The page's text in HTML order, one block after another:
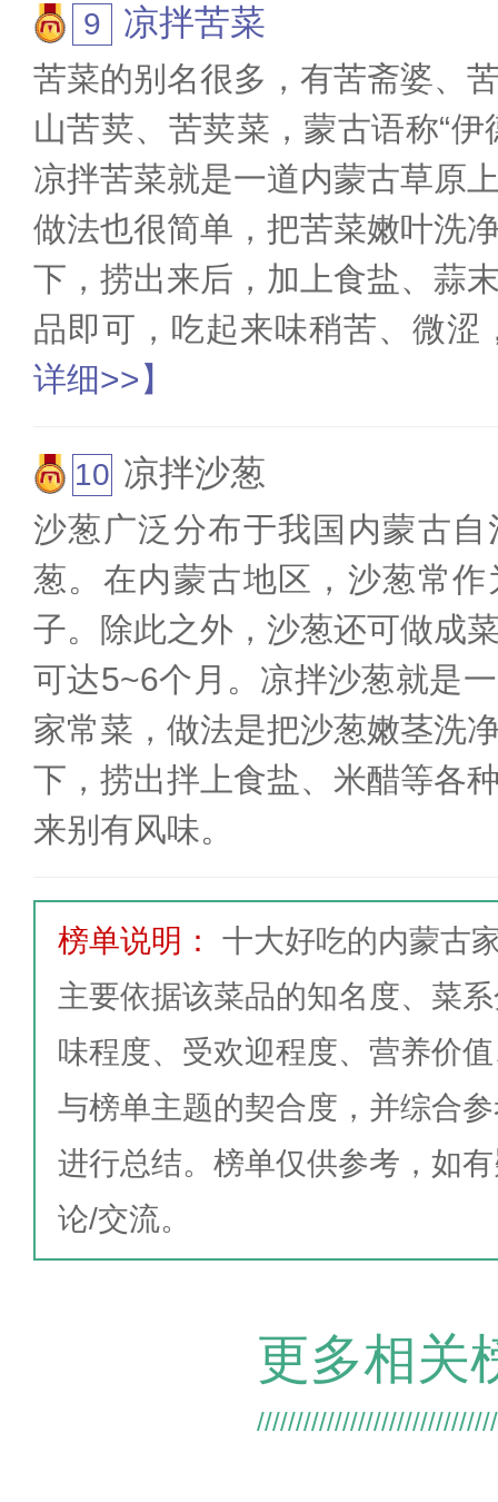
凉拌苦菜
苦菜的别名很多，有苦斋婆、
山苦荬、苦荬菜，蒙古语称“
凉拌苦菜就是一道内蒙古草原
做法也很简单，把苦菜嫩叶洗
下，捞出来后，加上食盐、蒜
品即可，吃起来味稍苦、微
详细>>】
凉拌沙葱
沙葱广泛分布于我国内蒙古
葱。在内蒙古地区，沙葱常
子。除此之外，沙葱还可做成
可达5~6个月。凉拌沙葱就是
家常菜，做法是把沙葱嫩茎洗
下，捞出拌上食盐、米醋等各
来别有风味。
榜单说明：
十大好吃的内蒙古
主要依据该菜品的知名度、菜
味程度、受欢迎程度、营养价
与榜单主题的契合度，并综合
进行总结。榜单仅供参考，如
论/交流。
更多相关